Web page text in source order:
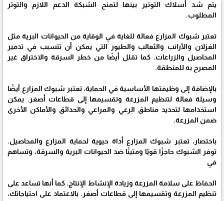
يتم شد أسلاك التوتير بينها لتمنح الشبكة الدعم اللازم والتوتر
المطلوب.
تعتبر شبوك المزارع فعالة للغاية في الوقاية من الحيوانات البرية مثل
الغزلان والأرانب والثعالب والطيور التي يمكن أن تتسبب في تدمير
المحاصيل والزراعات. كما تقلل أيضًا من خطر السرقة والاختراق غير
المصرح به للمنطقة.
بالإضافة إلى وظيفتها الأساسية في الحماية، تعتبر شبوك المزارع أيضًا
وسيلة فعالة لتنظيم المزرعة وتقسيمها إلى قطاعات أصغر. يمكن
استخدامها لتحديد مناطق الرعي والمراعي والحدائق والأماكن الأخرى
ضمن المزرعة.
باختصار، تعتبر شبوك المزارع أداة حيوية لحماية المزارع والمحاصيل.
توفر الشبوك حاجزًا قويًا ومتينًا ضد الحيوانات البرية والسرقة، وتساهم
في
الحفاظ على سلامة المزرعة وزيادة الإنشاط الإنتاج. كما أنها تساعد على
تنظيم المزرعة وتقسيمها إلى قطاعات أصغر. بالاعتماد على احتياجاتك،